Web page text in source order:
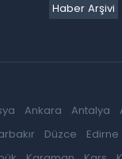
Haber Arşivi
Ankara Antalya
Düzce Edirne